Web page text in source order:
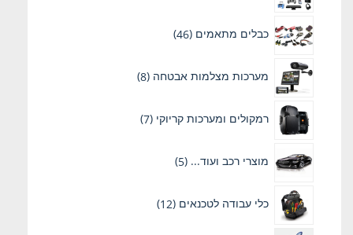
כבלים מתאמים 46
מערכות מצלמות אבטחה 8
רמקולים ומערכות קריוקי 7
מוצרי רכב ועוד... 5
כלי עבודה לטכנאים 12